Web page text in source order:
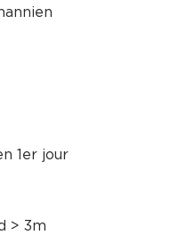
1er jour
> 3m